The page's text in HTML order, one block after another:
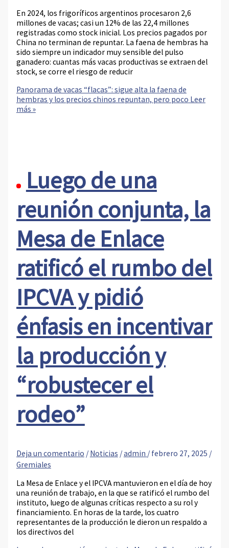
En 2024, los frigoríficos argentinos procesaron 2,6
millones de vacas; casi un 12% de las 22,4 millones
registradas como stock inicial. Los precios pagados por
China no terminan de repuntar. La faena de hembras ha
sido siempre un indicador muy sensible del pulso
ganadero: cuantas más vacas productivas se extraen del
stock, se corre el riesgo de reducir
Panorama de vacas “flacas”: sigue alta la faena de
hembras y los precios chinos repuntan, pero poco Leer
más »
Luego de una
reunión conjunta, la
Mesa de Enlace
ratificó el rumbo del
IPCVA y pidió
énfasis en incentivar
la producción y
“robustecer el
rodeo”
Deja un comentario / Noticias /admin / febrero 27, 2025 /
Gremiales
La Mesa de Enlace y el IPCVA mantuvieron en el día de hoy
una reunión de trabajo, en la que se ratificó el rumbo del
instituto, luego de algunas críticas respecto a su rol y
financiamiento. En horas de la tarde, los cuatro
representantes de la producción le dieron un respaldo a
los directivos del